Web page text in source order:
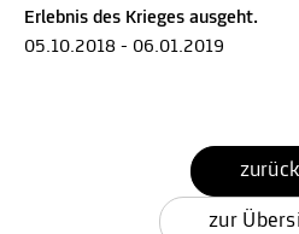
Erlebnis des Krieges ausgeht.
05.10.2018 - 06.01.2019
zurück
zur